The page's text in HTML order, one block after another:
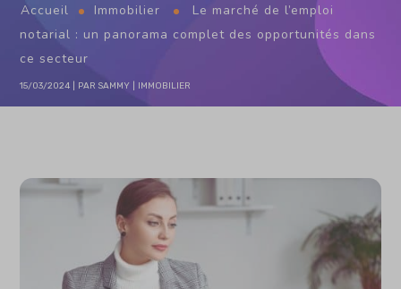
Accueil Immobilier
Le marché de l’emploi
notarial : un panorama complet des opportunités dans
ce secteur
15/03/2024 PAR SAMMY IMMOBILIER